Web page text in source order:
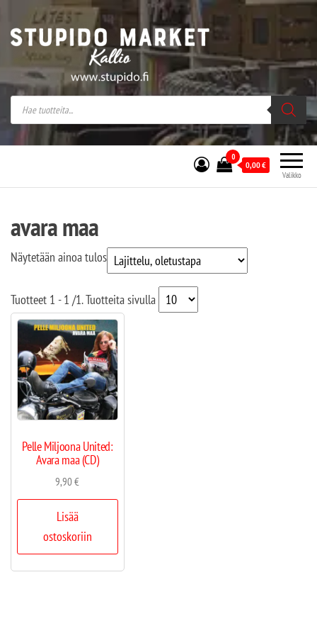
Stupido Market – verkossa ja kivijalassa
Stupido Market on vaihtoehtomusaan
erikoistunut verkko- sekä
kivijalkakauppa Helsingissä Kallion
sydämessä.
Valikko
0
0,00€
avara maa
Näytetään ainoa tulos
Tuotteet 1 - 1 /1. Tuotteita sivulla
Pelle Miljoona United:
Avara maa (CD)
9,90€
Lisää
ostoskoriin